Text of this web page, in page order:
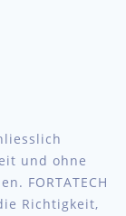
und ohne
FORTATECH
Richtigkeit,